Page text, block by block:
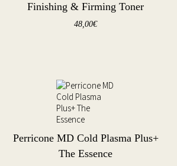
Finishing & Firming Toner
48,00€
Perricone MD Cold Plasma Plus+
The Essence